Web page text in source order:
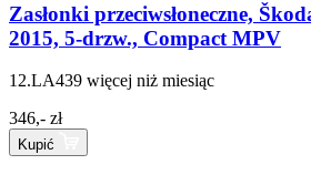
Zasłonki przeciwsłoneczne,
2015, 5-drzw., Compact MPV
12.LA439 więcej niż miesiąc
346,- zł
Kupić